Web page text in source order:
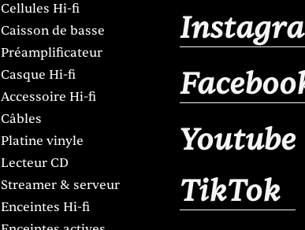
Cellules Hi-fi
Caisson de basse
Préamplificateur
Casque Hi-fi
Accessoire Hi-fi
Câbles
Platine vinyle
Lecteur CD
Streamer & serveur
Enceintes Hi-fi
Youtube
TikTok